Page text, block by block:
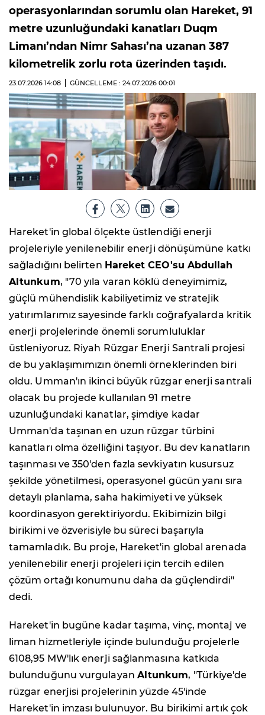
operasyonlarından sorumlu olan Hareket, 91
metre uzunluğundaki kanatları Duqm
Limanı’ndan Nimr Sahası’na uzanan 387
kilometrelik zorlu rota üzerinden taşıdı.
23.07.2026 14:08 GÜNCELLEME : 24.07.2026 00:01
Hareket'in global ölçekte üstlendiği enerji
projeleriyle yenilenebilir enerji dönüşümüne katkı
sağladığını belirten Hareket CEO'su Abdullah
Altunkum, "70 yıla varan köklü deneyimimiz,
güçlü mühendislik kabiliyetimiz ve stratejik
yatırımlarımız sayesinde farklı coğrafyalarda kritik
enerji projelerinde önemli sorumluluklar
üstleniyoruz. Riyah Rüzgar Enerji Santrali projesi
de bu yaklaşımımızın önemli örneklerinden biri
oldu. Umman'ın ikinci büyük rüzgar enerji santrali
olacak bu projede kullanılan 91 metre
uzunluğundaki kanatlar, şimdiye kadar
Umman'da taşınan en uzun rüzgar türbini
kanatları olma özelliğini taşıyor. Bu dev kanatların
taşınması ve 350'den fazla sevkiyatın kusursuz
şekilde yönetilmesi, operasyonel gücün yanı sıra
detaylı planlama, saha hakimiyeti ve yüksek
koordinasyon gerektiriyordu. Ekibimizin bilgi
birikimi ve özverisiyle bu süreci başarıyla
tamamladık. Bu proje, Hareket'in global arenada
yenilenebilir enerji projeleri için tercih edilen
çözüm ortağı konumunu daha da güçlendirdi"
dedi.
Hareket'in bugüne kadar taşıma, vinç, montaj ve
liman hizmetleriyle içinde bulunduğu projelerle
6108,95 MW'lık enerji sağlanmasına katkıda
bulunduğunu vurgulayan Altunkum, "Türkiye'de
rüzgar enerjisi projelerinin yüzde 45'inde
Hareket'in imzası bulunuyor. Bu birikimi artık çok